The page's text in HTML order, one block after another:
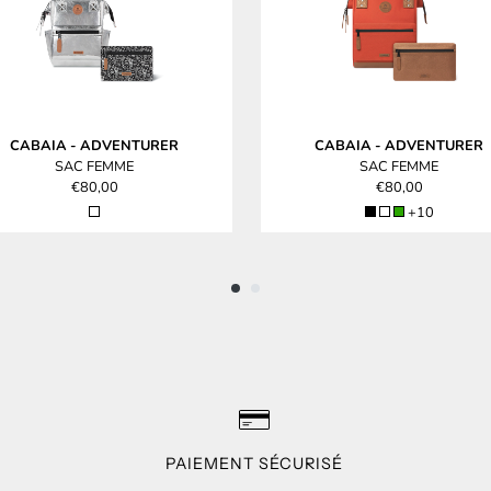
CABAIA- ADVENTURER
SAC FEMME
€80,00
CABAIA- ADVENTURER
SAC FEMME
€80,00
+10
PAIEMENT SÉCURISÉ